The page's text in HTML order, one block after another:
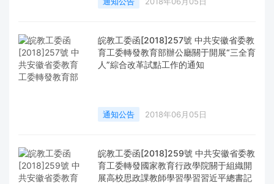
皖教工委函[2018]257號 中共安徽省委教
育工委轉發教育部辦公廳關于開展“三全育
人”綜合改革試點工作的通知
通知公告 2018年06月05日
皖教工委函[2018]259號 中共安徽省委教
育工委轉發國家教育行政學院關于組織開
展高校思政課教師學習學習習近平總書記